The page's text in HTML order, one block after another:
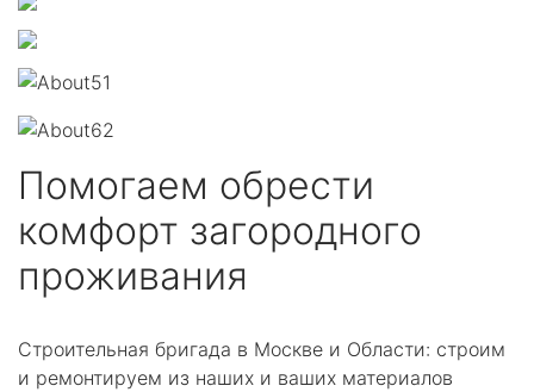
Помогаем обрести
комфорт загородного
проживания
Строительная бри­га­да в Москве и Области: строим
и ремонтируем из наших и ваших ма­те­риалов